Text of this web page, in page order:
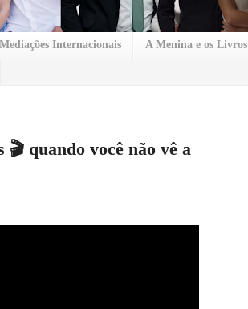
Internacionais A Menina e os Livros
quando você não vê a